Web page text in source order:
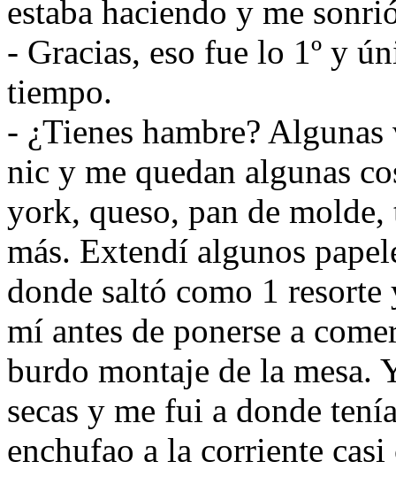
estaba haciendo y me
- Gracias, eso fue lo 1º y
tiempo.
- ¿Tienes hambre?
nic y me quedan algunas
york, queso, pan de
más. Extendí algunos
donde saltó como 1 resorte
mí antes de ponerse a
burdo montaje de la mesa.
secas y me fui a donde
enchufao a la corriente